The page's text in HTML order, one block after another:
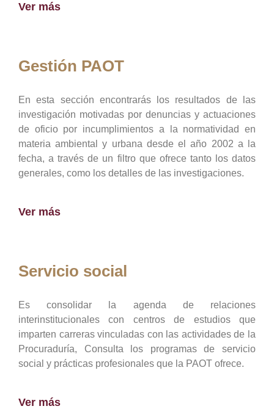
Ver más
Gestión PAOT
En esta sección encontrarás los resultados de las
investigación motivadas por denuncias y actuaciones
de oficio por incumplimientos a la normatividad en
materia ambiental y urbana desde el año 2002 a la
fecha, a través de un filtro que ofrece tanto los datos
generales, como los detalles de las investigaciones.
Ver más
Servicio social
Es consolidar la agenda de relaciones
interinstitucionales con centros de estudios que
imparten carreras vinculadas con las actividades de la
Procuraduría, Consulta los programas de servicio
social y prácticas profesionales que la PAOT ofrece.
Ver más